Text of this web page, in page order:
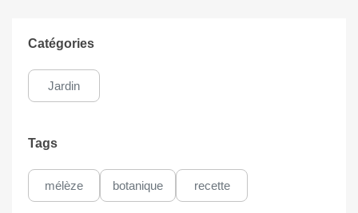
Catégories
Jardin
Tags
mélèze botanique recette